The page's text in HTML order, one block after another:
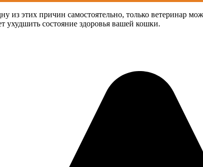
этих причин самостоятельно, только ветеринар
ухудшить состояние здоровья вашей кошки.